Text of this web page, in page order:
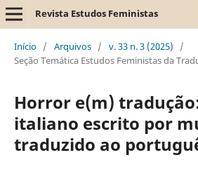
Revista Estudos Feministas
Início / Arquivos / v. 33 n. 3 (2025)
/
Seção Temática Estudos Feministas da
Horror e(m)
italiano escrito por
traduzido ao